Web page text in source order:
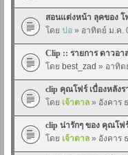
สอนแต่งหน้า ลุคของ
โดย ปอ » อาทิตย์ ม.ค.
Clip :: รายการ ดาวอา
โดย best_zad » อาทิต
clip คุณโฟร์ เบื่องหลังร
โดย เจ้าตาล » อังคาร
clip น่ารักๆ ของ คุณโฟ
โดย เจ้าตาล » อังคาร